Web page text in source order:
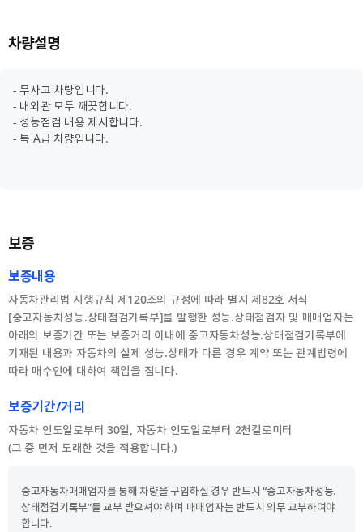
차량설명
- 무사고 차량입니다.
- 내외관 모두 깨끗합니다.
- 성능점검 내용 제시합니다.
- 특 A급 차량입니다.
보증
보증내용
자동차관리법 시행규칙 제120조의 규정에 따라 별지 제82호 서식
[중고자동차성능.상태점검기록부]를 발행한 성능.상태점검자 및 매매업자는
아래의 보증기간 또는 보증거리 이내에 중고자동차성능.상태점검기록부에
기재된 내용과 자동차의 실제 성능.상태가 다른 경우 계약 또는 관계법령에
따라 매수인에 대하여 책임을 집니다.
보증기간/거리
자동차 인도일로부터 30일, 자동차 인도일로부터 2천킬로미터
(그 중 먼저 도래한 것을 적용합니다.)
중고자동차매매업자를 통해 차량을 구입하실 경우 반드시 “중고자동차성능.
상태점검기록부”를 교부 받으셔야 하며 매매업자는 반드시 의무 교부하여야
합니다.